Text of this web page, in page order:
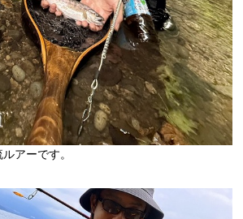
アーです。